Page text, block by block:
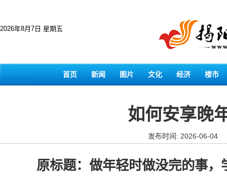
2026年8月7日 星期五
首页 新闻 图片 文化 经济 楼市
如何安享晚
发布时间: 2026-06-04
原标题：做年轻时做没完的事，